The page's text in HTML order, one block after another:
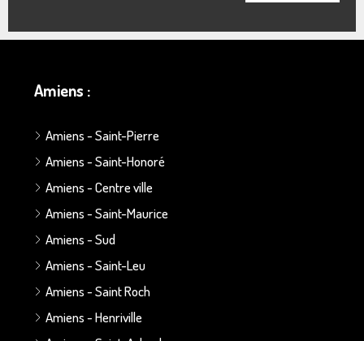
Amiens :
Amiens - Saint-Pierre
Amiens - Saint-Honoré
Amiens - Centre ville
Amiens - Saint-Maurice
Amiens - Sud
Amiens - Saint-Leu
Amiens - Saint Roch
Amiens - Henriville